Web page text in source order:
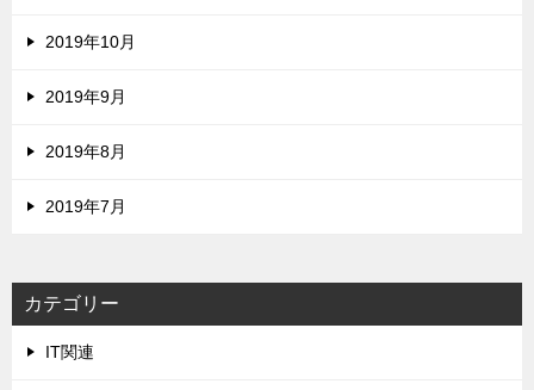
2019年10月
2019年9月
2019年8月
2019年7月
カテゴリー
IT関連